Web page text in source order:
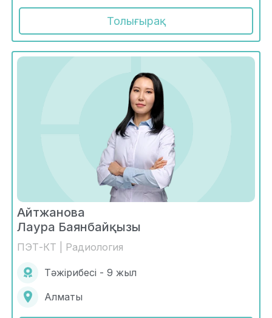
Толығырақ
Айтжанова
Лаура Баянбайқызы
ПЭТ-КТ | Радиология
Тәжірибесі - 9 жыл
Алматы